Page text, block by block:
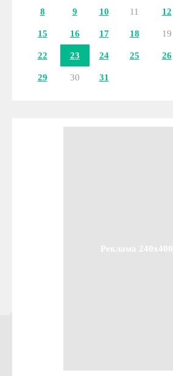
8 9 10 11 12
15 16 17 18 19
22 23 24 25 26
29 30 31
Реклама 240x400